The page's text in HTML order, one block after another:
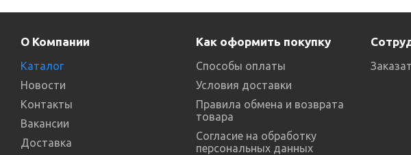
О Компании
Каталог
Новости
Контакты
Вакансии
Доставка
Как оформить покупку
Способы оплаты
Условия доставки
Правила обмена и возврата
товара
Согласие на обработку
персональных данных